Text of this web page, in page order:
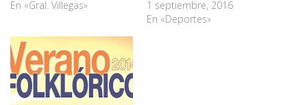
En «Gral. Villegas»
1 septiembre, 2016
En «Deportes»